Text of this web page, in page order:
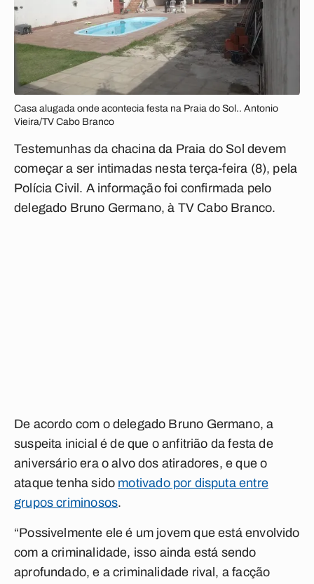
Casa alugada onde acontecia festa na Praia do Sol.. Antonio
Vieira/TV Cabo Branco
Testemunhas da chacina da Praia do Sol devem
começar a ser intimadas nesta terça-feira (8), pela
Polícia Civil. A informação foi confirmada pelo
delegado Bruno Germano, à TV Cabo Branco.
De acordo com o delegado Bruno Germano, a
suspeita inicial é de que o anfitrião da festa de
aniversário era o alvo dos atiradores, e que o
ataque tenha sido motivado por disputa entre
grupos criminosos.
“Possivelmente ele é um jovem que está envolvido
com a criminalidade, isso ainda está sendo
aprofundado, e a criminalidade rival, a facção